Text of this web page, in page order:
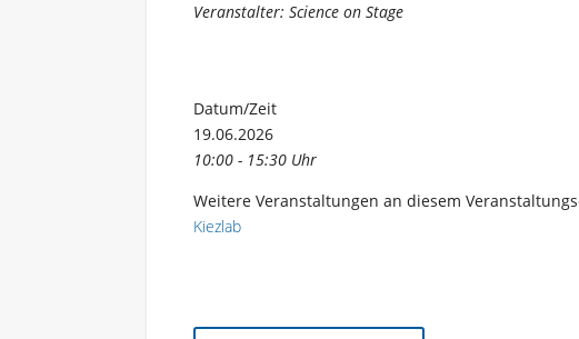
Veranstalter: Science on Stage
Datum/Zeit
19.06.2026
10:00 - 15:30 Uhr
Weitere Veranstaltungen an diesem
Kiezlab